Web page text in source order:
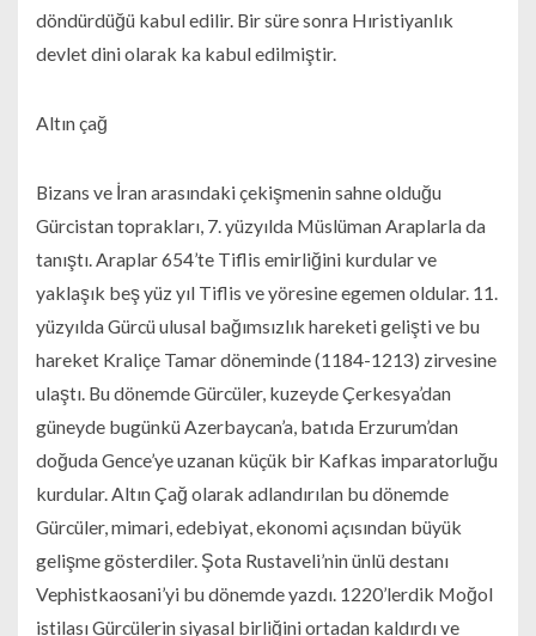
döndürdüğü kabul edilir. Bir süre sonra Hıristiyanlık
devlet dini olarak ka kabul edilmiştir.
Altın çağ
Bizans ve İran arasındaki çekişmenin sahne olduğu
Gürcistan toprakları, 7. yüzyılda Müslüman Araplarla da
tanıştı. Araplar 654’te Tiflis emirliğini kurdular ve
yaklaşık beş yüz yıl Tiflis ve yöresine egemen oldular. 11.
yüzyılda Gürcü ulusal bağımsızlık hareketi gelişti ve bu
hareket Kraliçe Tamar döneminde (1184-1213) zirvesine
ulaştı. Bu dönemde Gürcüler, kuzeyde Çerkesya’dan
güneyde bugünkü Azerbaycan’a, batıda Erzurum’dan
doğuda Gence’ye uzanan küçük bir Kafkas imparatorluğu
kurdular. Altın Çağ olarak adlandırılan bu dönemde
Gürcüler, mimari, edebiyat, ekonomi açısından büyük
gelişme gösterdiler. Şota Rustaveli’nin ünlü destanı
Vephistkaosani’yi bu dönemde yazdı. 1220’lerdik Moğol
istilası Gürcülerin siyasal birliğini ortadan kaldırdı ve